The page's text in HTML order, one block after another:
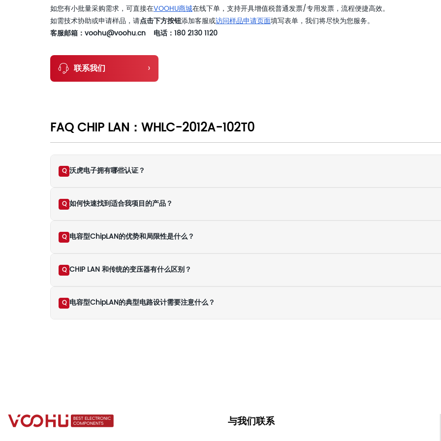
如您有小批量采购需求，可直接在VOOHU商城在线下单，支持开具增值税普通发票/专用发票，流程便捷高效。
如需技术协助或申请样品，请点击下方按钮添加客服或访问样品申请页面填写表单，我们将尽快为您服务。
客服邮箱：voohu@voohu.cn 电话：180 2130 1120
联系我们 ›
FAQ CHIP LAN：WHLC-2012A-102T0
Q 沃虎电子拥有哪些认证？
Q 如何快速找到适合我项目的产品？
Q 电容型ChipLAN的优势和局限性是什么？
Q CHIP LAN 和传统的变压器有什么区别？
Q 电容型ChipLAN的典型电路设计需要注意什么？
与我们联系